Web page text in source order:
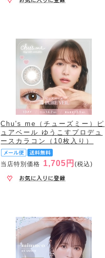
Chu's me（チューズミー）ピ
ュアベール ゆうこすプロデュ
ースカラコン（10枚入り）
当店特別価格 1,705円(税込)